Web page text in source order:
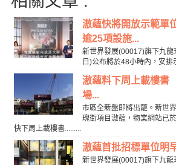
滶蘊快將開放示範
逾25項設施...
新世界發展(00017)旗下九龍
日)公布將於48小時內，安排
滶蘊料下周上載樓
場...
市區全新盤即將出籠。新世
瑰街項目滶蘊，物業網站已
快下周上載樓書.........
滶蘊首批招標單位明
新世界發展(00017)旗下九龍